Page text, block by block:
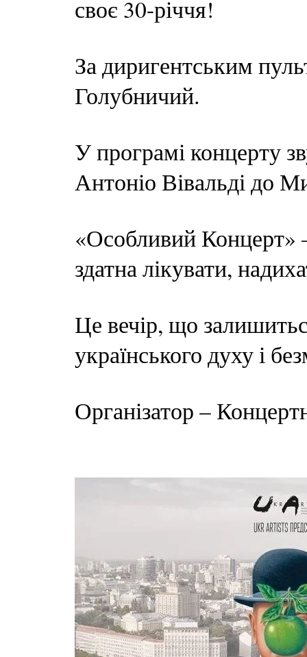
своє 30-річчя!
За диригентським
Голубничий.
У програмі концерту
Антоніо Вівальді до
«Особливий Концерт»
здатна лікувати,
Це вечір, що
українського духу і
Організатор –